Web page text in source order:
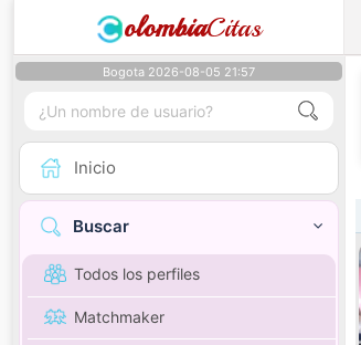
olombiaCitas
Bogota 2026-08-05 21:57
Inicio
Buscar
Todos los perfiles
Matchmaker